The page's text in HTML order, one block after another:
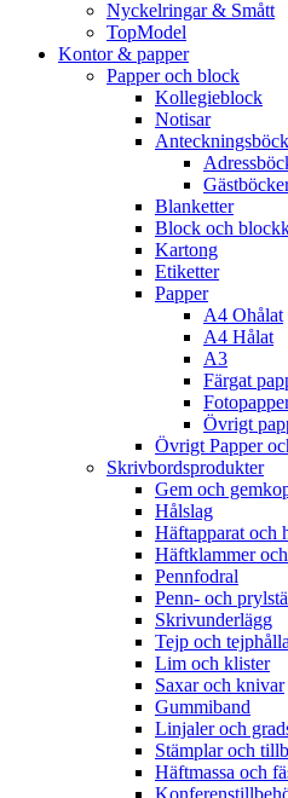
Nyckelringar & Smått
TopModel
Kontor & papper
Papper och block
Kollegieblock
Notisar
Blanketter
Block och
Kartong
Etiketter
Papper
A4 Ohålat
A4 Hålat
A3
Färgat
Övrigt
Övrigt Papper
Skrivbordsprodukter
Gem och
Hålslag
Häftapparat och
Häftklammer
Pennfodral
Penn- och
Skrivunderlägg
Tejp och
Lim och klister
Saxar och knivar
Gummiband
Linjaler och
Stämplar och
Häftmassa och